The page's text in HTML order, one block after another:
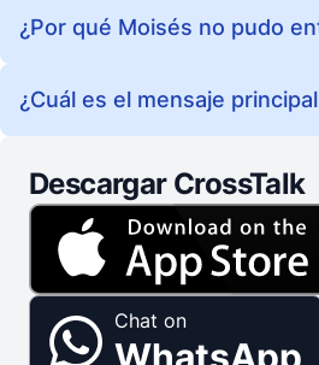
¿Por qué Moisés no pudo
¿Cuál es el mensaje
Descargar CrossTalk
Chat on